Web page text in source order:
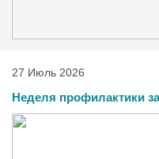
27 Июль 2026
Неделя профилактики